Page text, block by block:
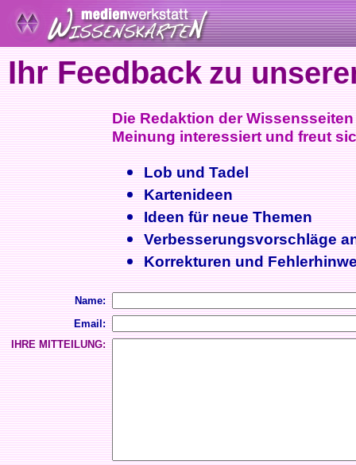
Ihr Feedback zu
Die Redaktion der
Meinung interessiert und freut
Lob und Tadel
Kartenideen
Ideen für neue Themen
Verbesserungsvorschläge
Korrekturen und
Name:
Email:
IHRE MITTEILUNG: